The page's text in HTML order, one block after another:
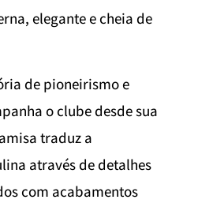
elegante e cheia de
de pioneirismo e
o clube desde sua
traduz a
através de detalhes
com acabamentos